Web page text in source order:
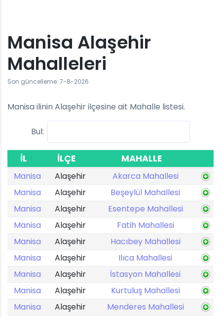
Manisa Alaşehir
Mahalleleri
Son güncelleme: 7-8-2026
Manisa ilinin Alaşehir ilçesine ait Mahalle listesi.
Bul:
İL İLÇE MAHALLE
Manisa Alaşehir
Akarca Mahallesi
Manisa
Alaşehir
Beşeylül Mahallesi
Manisa
Alaşehir
Esentepe Mahallesi
Manisa
Alaşehir
Fatih Mahallesi
Manisa
Alaşehir
Hacıbey Mahallesi
Manisa
Alaşehir
Ilıca Mahallesi
Manisa
Alaşehir
İstasyon Mahallesi
Manisa
Alaşehir
Kurtuluş Mahallesi
Manisa
Alaşehir
Menderes Mahallesi